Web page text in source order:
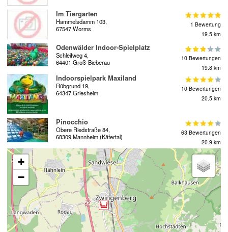
Im Tiergarten
Hammelsdamm 103,
67547 Worms
1 Bewertung
19.5 km
Odenwälder Indoor-Spielplatz
Schleifweg 4,
64401 Groß-Bieberau
10 Bewertungen
19.8 km
Indoorspielpark Maxiland
Rübgrund 19,
64347 Griesheim
10 Bewertungen
20.5 km
Pinocchio
Obere Riedstraße 84,
68309 Mannheim (Käfertal)
63 Bewertungen
20.9 km
+
−